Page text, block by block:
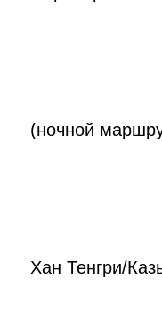
(ночной
Хан Тенгри/